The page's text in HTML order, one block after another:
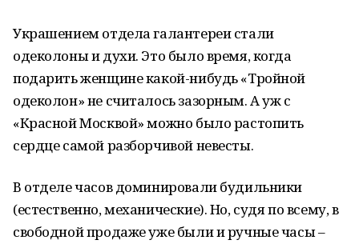
Украшением отдела галантереи стали
одеколоны и духи. Это было время, когда
подарить женщине какой-нибудь «Тройной
одеколон» не считалось зазорным. А уж с
«Красной Москвой» можно было растопить
сердце самой разборчивой невесты.
В отделе часов доминировали будильники
(естественно, механические). Но, судя по всему, в
свободной продаже уже были и ручные часы –